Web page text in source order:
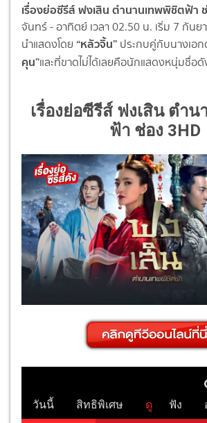
เรื่องย่อซีรีส์ ฟงเสิน ตำนานเทพพิชิตฟ้า
จันทร์ - อาทิตย์ เวลา 02.50 น. เริ่ม 7 กันย
นำแสดงโดย “หลัวจิ้น” ประกบคู่กับนางเอ
คุน”และที่ขาดไม่ได้เลยคือนักแสดงหนุ่มชื่อดั
เรื่องย่อซีรีส์ ฟงเสิน ตำ
ฟ้า ช่อง 3HD